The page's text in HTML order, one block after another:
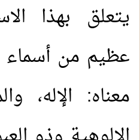
يتعلق بهذا
عظيم من أسماء
معناه: الإله،